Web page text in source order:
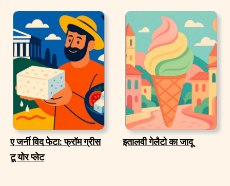
ए जर्नी विद फेटा: फ्रॉम ग्रीस
टू योर प्लेट
इतालवी गेलैटो का जादू